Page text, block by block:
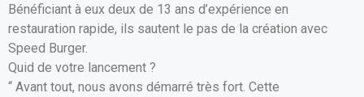
Bénéficiant à eux deux de 13 ans d’expérience en
restauration rapide, ils sautent le pas de la création avec
Speed Burger.
Quid de votre lancement ?
“ Avant tout, nous avons démarré très fort. Cette